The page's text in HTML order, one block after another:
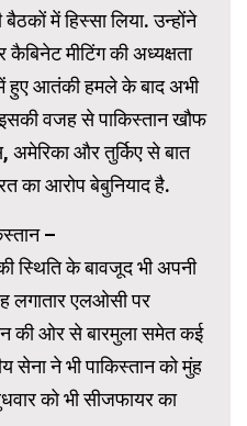
बैठकों में हिस्सा लिया. उन्होंने
मीटिंग की अध्यक्षता
में हुए आतंकी हमले के बाद अभी
वजह से पाकिस्तान खौफ
अमेरिका और तुर्किए से बात
का आरोप बेबुनियाद है.
–
स्थिति के बावजूद भी अपनी
लगातार एलओसी पर
की ओर से बारमुला समेत कई
सेना ने भी पाकिस्तान को मुंह
को भी सीजफायर का